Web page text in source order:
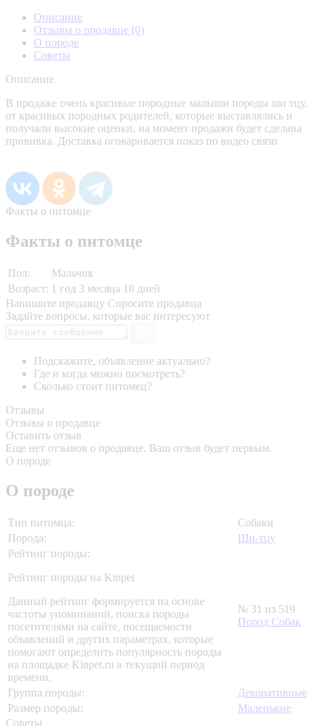
Описание
Отзывы о продавце (0)
О породе
Советы
Описание
В продаже очень красивые породные малыши породы ши тцу,
от красивых породных родителей, которые выставлялись и
получали высокие оценки, на момент продажи будет сделана
прививка. Доставка оговаривается показ по видео связи
Факты о питомце
Факты о питомце
Пол:
Мальчик
Возраст: 1 год 3 месяца 18 дней
Напишите продавцу Спросите продавца
Задайте вопросы, которые вас интересуют
Подскажите, объявление актуально?
Где и когда можно посмотреть?
Сколько стоит питомец?
Отзывы
Отзывы о продавце
Оставить отзыв
Еще нет отзывов о продавце. Ваш отзыв будет первым.
О породе
О породе
Тип питомца:
Собаки
Порода:
Ши-тцу
Рейтинг породы:
Рейтинг породы на Kinpet
Данный рейтинг формируется на основе
частоты упоминаний, поиска породы
посетителями на сайте, посещаемости
объявлений и других параметрах, которые
помогают определить популярность породы
на площадке Kinpet.ru в текущий период
времени.
№ 31 из 519
Пород Собак
Группа породы:
Декоративные
Размер породы:
Маленькие
Советы